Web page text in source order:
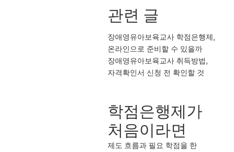
관련 글
장애영유아보육교사 학점은행제,
온라인으로 준비할 수 있을까
장애영유아보육교사 취득방법,
자격확인서 신청 전 확인할 것
학점은행제가
처음이라면
제도 흐름과 필요 학점을 한